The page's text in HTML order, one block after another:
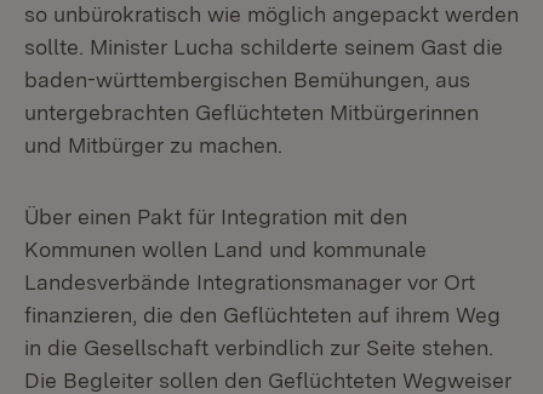
so unbürokratisch wie möglich angepackt werden
sollte. Minister Lucha schilderte seinem Gast die
baden-württembergischen Bemühungen, aus
untergebrachten Geflüchteten Mitbürgerinnen
und Mitbürger zu machen.
Über einen Pakt für Integration mit den
Kommunen wollen Land und kommunale
Landesverbände Integrationsmanager vor Ort
finanzieren, die den Geflüchteten auf ihrem Weg
in die Gesellschaft verbindlich zur Seite stehen.
Die Begleiter sollen den Geflüchteten Wegweiser